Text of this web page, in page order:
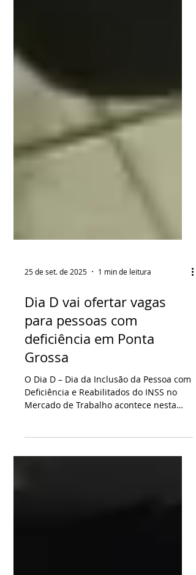
25 de set. de 2025 1 min de leitura
Dia D vai ofertar vagas
para pessoas com
deficiência em Ponta
Grossa
O Dia D – Dia da Inclusão da Pessoa com